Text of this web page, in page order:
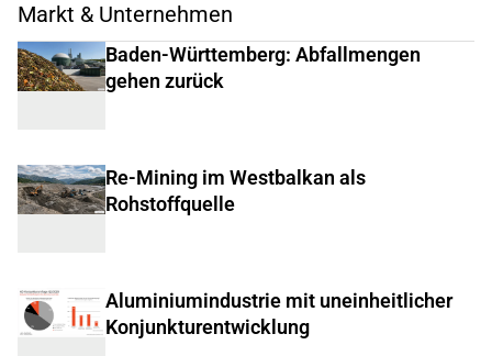
Markt & Unternehmen
Baden-Württemberg: Abfallmengen
gehen zurück
Re-Mining im Westbalkan als
Rohstoffquelle
Aluminiumindustrie mit uneinheitlicher
Konjunkturentwicklung